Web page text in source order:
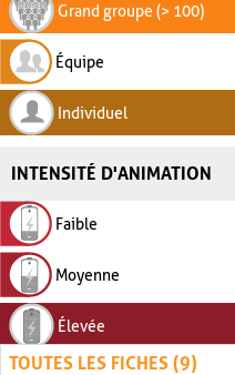
Grand groupe (> 100)
Équipe
Individuel
INTENSITÉ D'ANIMATION
Faible
Moyenne
Élevée
TOUTES LES FICHES (9)